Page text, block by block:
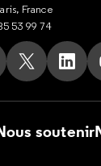
France
53 99 74
sur
nous sur
Suivez nous
soutenir